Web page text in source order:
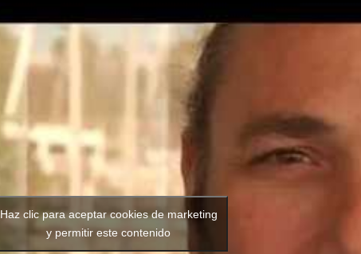
Haz clic para aceptar cookies de marketing
y permitir este contenido